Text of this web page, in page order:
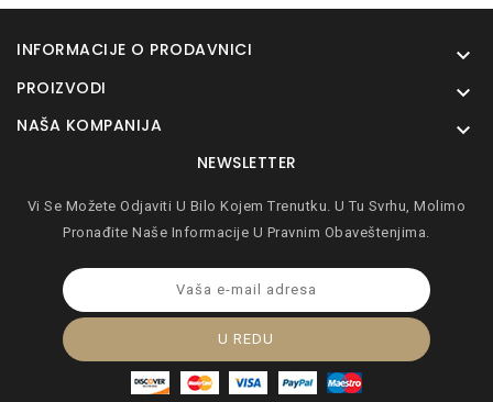
INFORMACIJE O PRODAVNICI 
PROIZVODI 
NAŠA KOMPANIJA 
NEWSLETTER
Vi Se Možete Odjaviti U Bilo Kojem Trenutku. U Tu Svrhu, Molimo
Pronađite Naše Informacije U Pravnim Obaveštenjima.